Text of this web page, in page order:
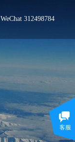
WeChat 312498784
客服